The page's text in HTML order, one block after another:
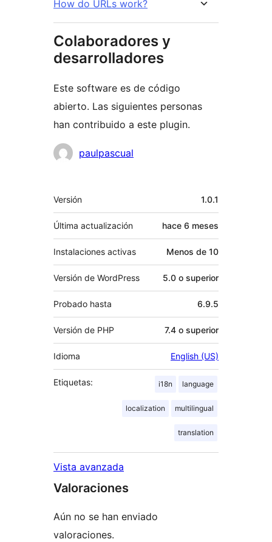
How do URLs work?
Colaboradores y
desarrolladores
Este software es de código
abierto. Las siguientes personas
han contribuido a este plugin.
Colaboradores
paulpascual
Meta
Versión 1.0.1
Última actualización hace 6 meses
Instalaciones activas Menos de 10
Versión de WordPress 5.0 o superior
Probado hasta 6.9.5
Versión de PHP 7.4 o superior
Idioma English (US)
Etiquetas: i18n language
localization multilingual
translation
Vista avanzada
Valoraciones
Aún no se han enviado
valoraciones.